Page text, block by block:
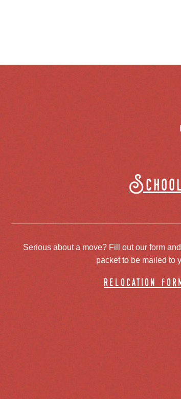
Serious about a move? Fill out our form
packet to be mailed to
relocation